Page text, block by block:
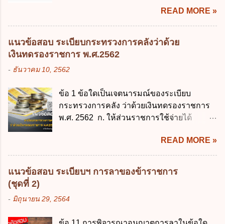
พัฒนารัฐบาลดิจิทัลโดยตำแหน่ง ม...
กฎหมายแพ่งและพาณิชย์ 2.4 บุคคลที่เด็ก
อยู่ด้วยเป็นประจำหรือที่เด็กอยู่รับใช้การงาน
3. ผู้ปกครองดังกล่าว มีหน้าที่ ส่งเด็กเข้าเรียน
ในสถานศึกษาในวันแรกของการเปิดเรียนภาค
การเปิดเรียนภาคต้น ถ้าสถานศึกษายังมิไ...
ข. พระราชกำหนด ค. พระราชกฤษฎีกา ง. กฎ
กระทรวง ข้อ 2 กฎหมายตามข้อ 1 กำหนด
หน่วยงานและกิจการใดที่ผู้ควบคุมข้อมูลส่วน
รัฐทุกแห่ง ข. กิจการด้านการศึกษา ค. กิจการ
ข้อ 3 โดยหลัก ทั่วไป พระราชบัญญัติคุ้มครอง
ข้อมูลส่วนบุคคล พ.ศ. 2562 ใช้บังคับตั้งแต่วัน
ใด ก. 26 พฤษภาคม 2562 ข. 27 พฤษภาคม
พฤษภาคม 2562 ข้อ 4 "บุคคลหรือนิติบุคคล
ซึ่งมีอำนาจหน้าที่ตัดสินใจเกี่ยวกับการเก็บ
รวบรวม ใช้ หรือเปิดเผยข้อมูลส่วนบุคคล" คือ
มีอำนาจแต่งตั้งพนักงานเจ้าหน้าที่ตามพระ
READ MORE »
แนวข้อสอบ ระเบียบกระทรวงการคลังว่าด้วย
เงินทดรองราชการ พ.ศ.2562
- ธันวาคม 10, 2562
ข้อ 1 ข้อใดเป็นเจตนารมณ์ของระเบียบ
กระทรวงการคลัง ว่าด้วยเงินทดรองราชการ
พ.ศ. 2562 ก. ให้ส่วนราชการใช้จ่ายได้
ส่วนราชการมีเงินทดรองราชการเพื่อรองจ่าย
ตามข้อผูกพันในการกู้เงินจากต่างประเทศ ค.
รองรับการปฏิบัติงานด้านการเงินการคลังตาม
สามารถรอการเบิกเงินจากงบประมาณได้ ข้อ
READ MORE »
แนวข้อสอบ ระเบียบฯ การลาของข้าราชการ
(ชุดที่ 2)
- มิถุนายน 29, 2564